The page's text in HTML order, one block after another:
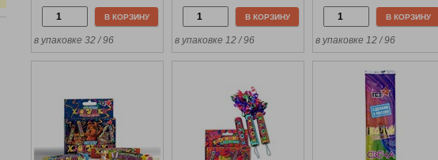
В КОРЗИНУ
в упаковке 32 / 96
В КОРЗИНУ
в упаковке 12 / 96
В КОРЗИНУ
в упаковке 12 / 96